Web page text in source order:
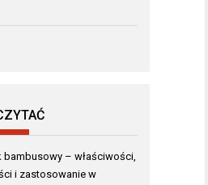
bambusowy – właściwości,
i zastosowanie w